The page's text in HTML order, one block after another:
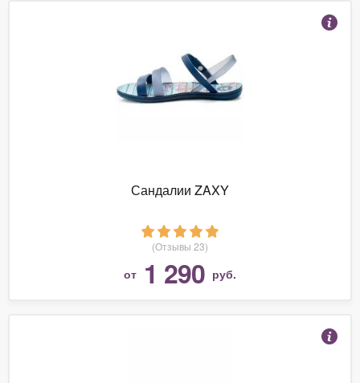
Сандалии ZAXY
(Отзывы 23)
от 1 290 руб.